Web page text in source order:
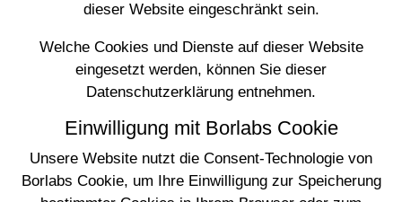
dieser Website eingeschränkt sein.
Welche Cookies und Dienste auf dieser Website
eingesetzt werden, können Sie dieser
Datenschutzerklärung entnehmen.
Einwilligung mit Borlabs Cookie
Unsere Website nutzt die Consent-Technologie von
Borlabs Cookie, um Ihre Einwilligung zur Speicherung